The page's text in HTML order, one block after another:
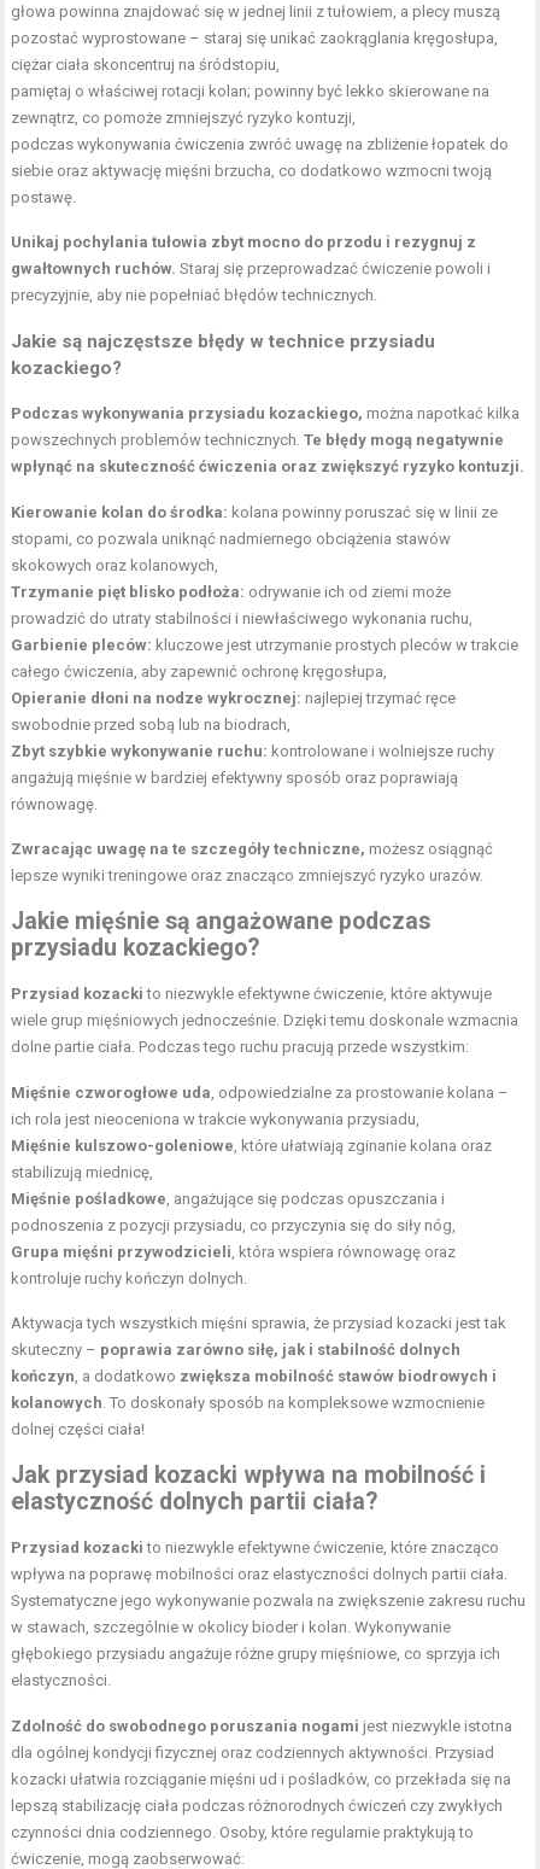
głowa powinna znajdować się w jednej linii z tułowiem, a plecy muszą
pozostać wyprostowane – staraj się unikać zaokrąglania kręgosłupa,
ciężar ciała skoncentruj na śródstopiu,
pamiętaj o właściwej rotacji kolan; powinny być lekko skierowane na
zewnątrz, co pomoże zmniejszyć ryzyko kontuzji,
podczas wykonywania ćwiczenia zwróć uwagę na zbliżenie łopatek do
siebie oraz aktywację mięśni brzucha, co dodatkowo wzmocni twoją
postawę.
Unikaj pochylania tułowia zbyt mocno do przodu i rezygnuj z
gwałtownych ruchów. Staraj się przeprowadzać ćwiczenie powoli i
precyzyjnie, aby nie popełniać błędów technicznych.
Jakie są najczęstsze błędy w technice przysiadu
kozackiego?
Podczas wykonywania przysiadu kozackiego, można napotkać kilka
powszechnych problemów technicznych.Te błędy mogą negatywnie
wpłynąć na skuteczność ćwiczenia oraz zwiększyć ryzyko kontuzji.
Kierowanie kolan do środka: kolana powinny poruszać się w linii ze
stopami, co pozwala uniknąć nadmiernego obciążenia stawów
skokowych oraz kolanowych,
Trzymanie pięt blisko podłoża: odrywanie ich od ziemi może
prowadzić do utraty stabilności i niewłaściwego wykonania ruchu,
Garbienie pleców: kluczowe jest utrzymanie prostych pleców w trakcie
całego ćwiczenia, aby zapewnić ochronę kręgosłupa,
Opieranie dłoni na nodze wykrocznej: najlepiej trzymać ręce
swobodnie przed sobą lub na biodrach,
Zbyt szybkie wykonywanie ruchu: kontrolowane i wolniejsze ruchy
angażują mięśnie w bardziej efektywny sposób oraz poprawiają
równowagę.
Zwracając uwagę na te szczegóły techniczne, możesz osiągnąć
lepsze wyniki treningowe oraz znacząco zmniejszyć ryzyko urazów.
Jakie mięśnie są angażowane podczas
przysiadu kozackiego?
Przysiad kozacki to niezwykle efektywne ćwiczenie, które aktywuje
wiele grup mięśniowych jednocześnie. Dzięki temu doskonale wzmacnia
dolne partie ciała. Podczas tego ruchu pracują przede wszystkim:
Mięśnie czworogłowe uda , odpowiedzialne za prostowanie kolana –
ich rola jest nieoceniona w trakcie wykonywania przysiadu,
Mięśnie kulszowo-goleniowe , które ułatwiają zginanie kolana oraz
stabilizują miednicę,
Mięśnie pośladkowe , angażujące się podczas opuszczania i
podnoszenia z pozycji przysiadu, co przyczynia się do siły nóg,
Grupa mięśni przywodzicieli , która wspiera równowagę oraz
kontroluje ruchy kończyn dolnych.
Aktywacja tych wszystkich mięśni sprawia, że przysiad kozacki jest tak
skuteczny – poprawia zarówno siłę, jak i stabilność dolnych
kończyn , a dodatkowo zwiększa mobilność stawów biodrowych i
kolanowych . To doskonały sposób na kompleksowe wzmocnienie
dolnej części ciała!
Jak przysiad kozacki wpływa na mobilność i
elastyczność dolnych partii ciała?
Przysiad kozacki to niezwykle efektywne ćwiczenie, które znacząco
wpływa na poprawę mobilności oraz elastyczności dolnych partii ciała.
Systematyczne jego wykonywanie pozwala na zwiększenie zakresu ruchu
w stawach, szczególnie w okolicy bioder i kolan. Wykonywanie
głębokiego przysiadu angażuje różne grupy mięśniowe, co sprzyja ich
elastyczności.
Zdolność do swobodnego poruszania nogami jest niezwykle istotna
dla ogólnej kondycji fizycznej oraz codziennych aktywności. Przysiad
kozacki ułatwia rozciąganie mięśni ud i pośladków, co przekłada się na
lepszą stabilizację ciała podczas różnorodnych ćwiczeń czy zwykłych
czynności dnia codziennego. Osoby, które regularnie praktykują to
ćwiczenie, mogą zaobserwować: